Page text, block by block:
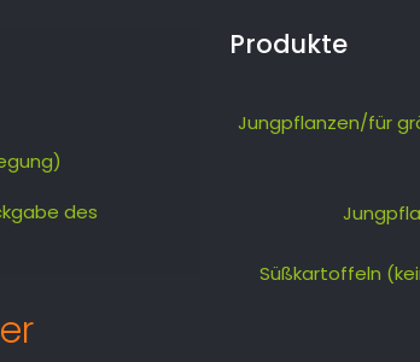
des
Produkte
Jungpflanzen/für
Süßkartoffeln